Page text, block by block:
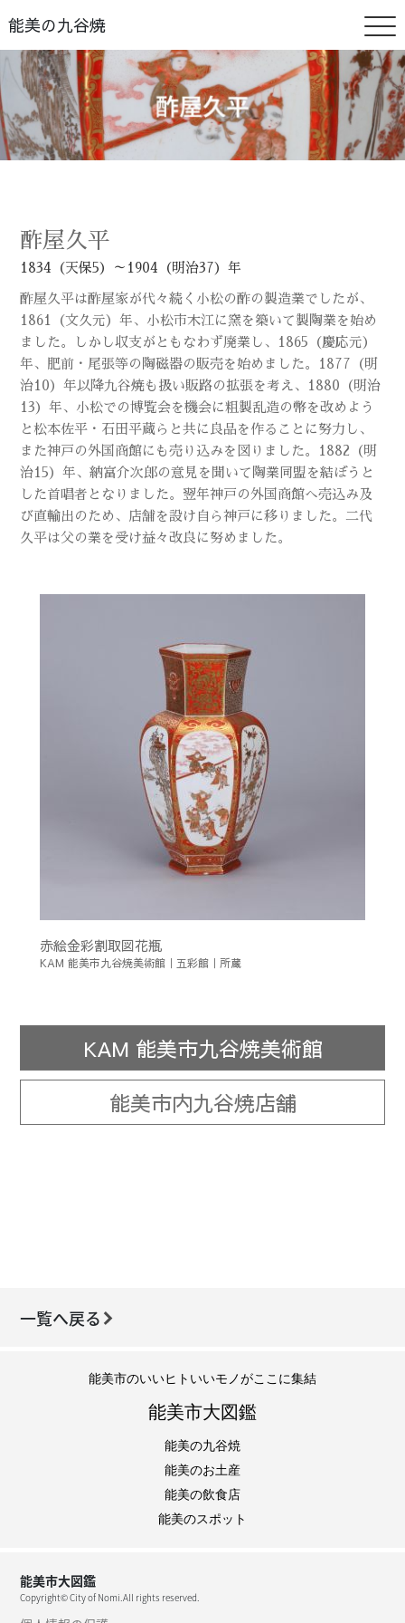
能美の九谷焼
酢屋久平
1834（天保5）～1904（明治37）年
酢屋久平は酢屋家が代々続く小松の酢の製造業でしたが、
1861（文久元）年、小松市木江に窯を築いて製陶業を始め
ました。しかし収支がともなわず廃業し、1865（慶応元）
年、肥前・尾張等の陶磁器の販売を始めました。1877（明
治10）年以降九谷焼も扱い販路の拡張を考え、1880（明治
13）年、小松での博覧会を機会に粗製乱造の幣を改めよう
と松本佐平・石田平蔵らと共に良品を作ることに努力し、
また神戸の外国商館にも売り込みを図りました。1882（明
治15）年、納富介次郎の意見を聞いて陶業同盟を結ぼうと
した首唱者となりました。翌年神戸の外国商館へ売込み及
び直輸出のため、店舗を設け自ら神戸に移りました。二代
久平は父の業を受け益々改良に努めました。
赤絵金彩割取図花瓶
KAM 能美市九谷焼美術館｜五彩館｜所蔵
KAM 能美市九谷焼美術館
能美市内九谷焼店舗
一覧へ戻る
能美市のいいヒトいいモノがここに集結
能美市大図鑑
能美の九谷焼
能美のお土産
能美の飲食店
能美のスポット
能美市大図鑑
Copyright© City of Nomi.All rights reserved.